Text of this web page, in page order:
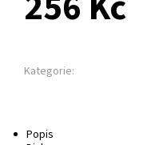
Kategorie:
Popis